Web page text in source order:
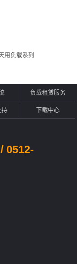
用负载系列
负载租赁服务
持 下载中心
0512-